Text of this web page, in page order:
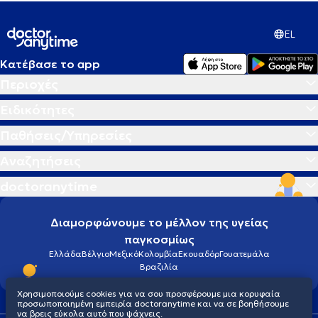
EL
Κατέβασε το app
Διαμορφώνουμε το μέλλον της υγείας
παγκοσμίως
ΕλλάδαΒέλγιοΜεξικόΚολομβίαΕκουαδόρΓουατεμάλα
Βραζιλία
Χρησιμοποιούμε cookies για να σου προσφέρουμε μια κορυφαία
προσωποποιημένη εμπειρία doctoranytime και να σε βοηθήσουμε
να βρεις εύκολα αυτό που ψάχνεις.